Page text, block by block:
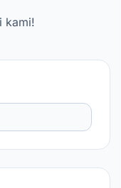
kami!